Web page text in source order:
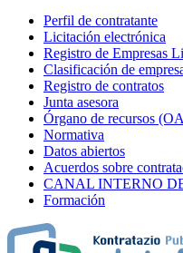
Perfil de contratante
Licitación electrónica
Registro de Empresas
Clasificación de
Registro de contratos
Junta asesora
Órgano de recursos
Normativa
Datos abiertos
Acuerdos sobre
CANAL INTERNO
Formación